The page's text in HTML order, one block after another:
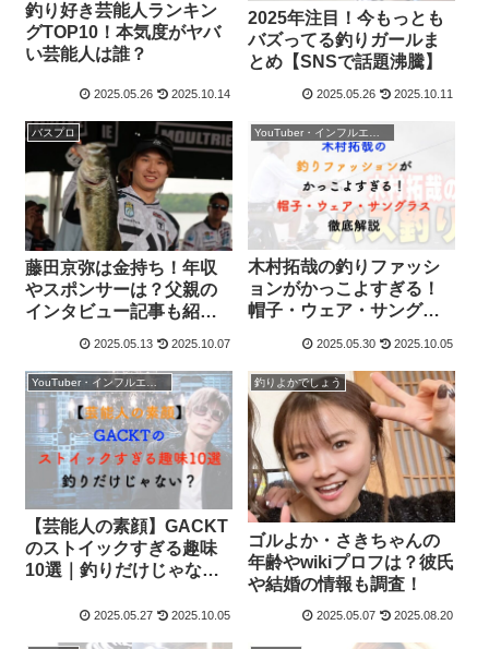
釣り好き芸能人ランキン
グTOP10！本気度がヤバ
い芸能人は誰？
2025.05.26 2025.10.14
2025年注目！今もっとも
バズってる釣りガールま
とめ【SNSで話題沸騰】
2025.05.26 2025.10.11
バスプロ
藤田京弥は金持ち！年収
やスポンサーは？父親の
インタビュー記事も紹
2025.05.13 2025.10.07
木村拓哉の釣りファッシ
ョンがかっこよすぎる！
帽子・ウェア・サングラ
2025.05.30 2025.10.05
【芸能人の素顔】GACKT
のストイックすぎる趣味
10選｜釣りだけじゃな
2025.05.27 2025.10.05
釣りよかでしょう
ゴルよか・さきちゃんの
年齢やwikiプロフは？彼氏
や結婚の情報も調査！
2025.05.07 2025.08.20